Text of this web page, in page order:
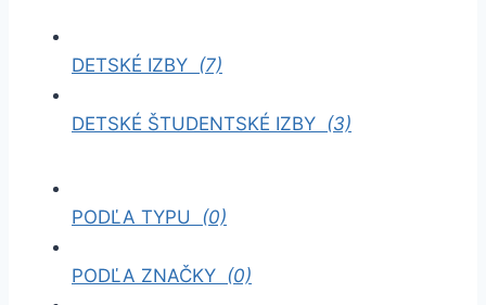
DETSKÉ IZBY (7)
DETSKÉ ŠTUDENTSKÉ IZBY (3)
PODĽA TYPU (0)
PODĽA ZNAČKY (0)